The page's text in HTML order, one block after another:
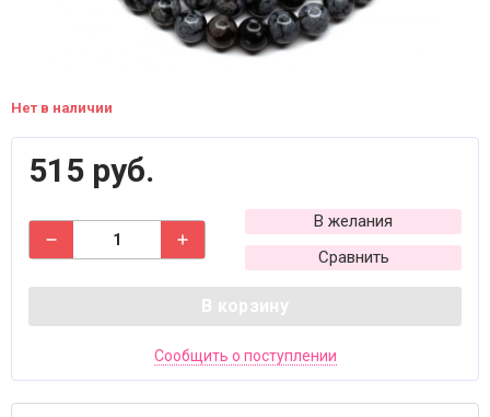
Нет в наличии
515 руб.
В желания
Сравнить
В корзину
Сообщить о поступлении